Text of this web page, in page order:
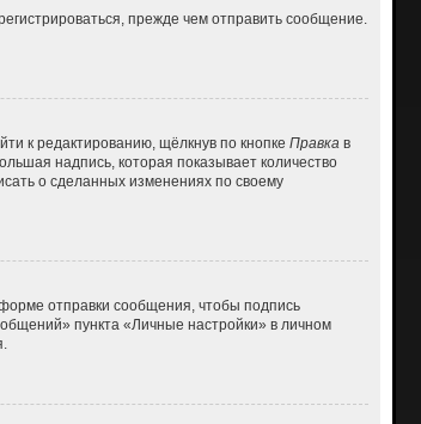
прежде чем отправить сообщение.
к редактированию, щёлкнув по кнопке Правка в
надпись, которая показывает количество
о сделанных изменениях по своему
отправки сообщения, чтобы подпись
пункта «Личные настройки» в личном